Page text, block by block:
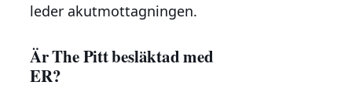
leder akutmottagningen.
Är The Pitt besläktad med
ER?